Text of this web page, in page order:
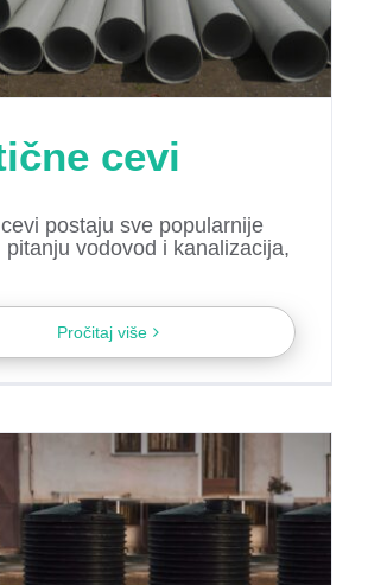
cevi
postaju sve popularnije
pitanju vodovod i kanalizacija,
Pročitaj više